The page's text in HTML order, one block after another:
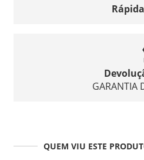
GARANTIA
QUEM VIU ESTE